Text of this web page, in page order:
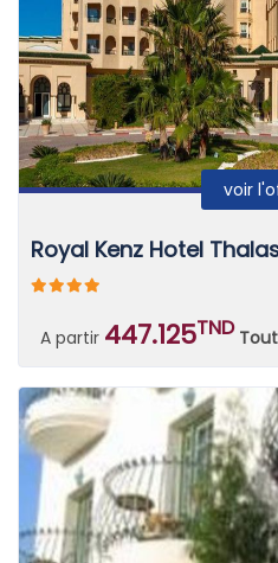
voir
Royal Kenz Hotel
A partir 447.125TND